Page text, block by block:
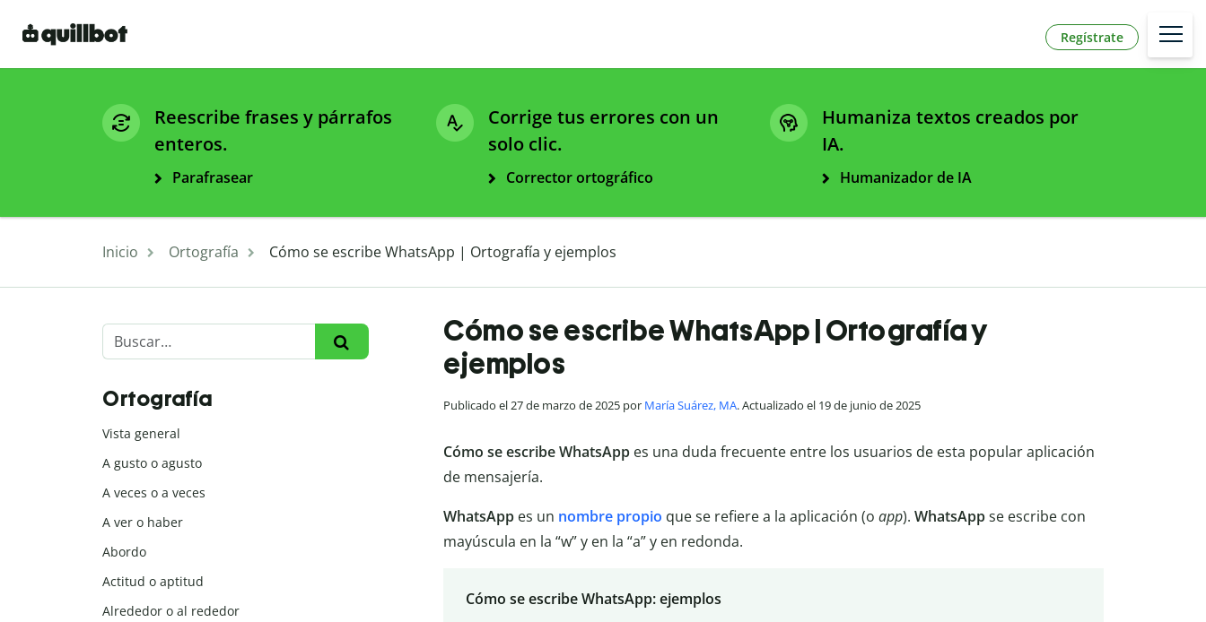
Regístrate
Reescribe frases y párrafos
enteros.
Parafrasear
Corrige tus errores con un
solo clic.
Corrector ortográfico
Humaniza textos creados por
IA.
Humanizador de IA
Inicio Ortografía Cómo se escribe WhatsApp | Ortografía y ejemplos
Cómo se escribe WhatsApp | Ortografía y
ejemplos
Publicado el 27 de marzo de 2025 por María Suárez, MA. Actualizado el 19 de junio de 2025
Cómo se escribe WhatsApp es una duda frecuente entre los usuarios de esta popular aplicación
de mensajería.
WhatsApp es un nombre propio que se refiere a la aplicación (o app). WhatsAppse escribe con
mayúscula en la “w” y en la “a” y en redonda.
Cómo se escribe WhatsApp: ejemplos
Ortografía
Vista general
A gusto o agusto
A veces o a veces
A ver o haber
Abordo
Actitud o aptitud
Alrededor o al rededor